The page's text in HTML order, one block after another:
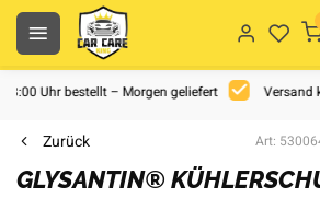
Uhr bestellt – Morgen geliefert Versand
Zurück Art:
GLYSANTIN®